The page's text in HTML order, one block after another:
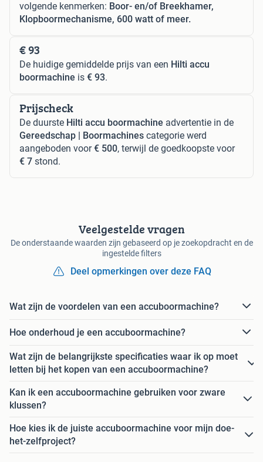
volgende kenmerken: Boor- en/of Breekhamer,
Klopboormechanisme, 600 watt of meer.
€ 93
De huidige gemiddelde prijs van een Hilti accu
boormachine is € 93.
Prijscheck
De duurste Hilti accu boormachine advertentie in de
Gereedschap | Boormachines categorie werd
aangeboden voor€ 500, terwijl de goedkoopste voor
€ 7 stond.
Veelgestelde vragen
De onderstaande waarden zijn gebaseerd op je zoekopdracht en de
ingestelde filters
Deel opmerkingen over deze FAQ
Wat zijn de voordelen van een accuboormachine?
Hoe onderhoud je een accuboormachine?
Wat zijn de belangrijkste specificaties waar ik op moet
letten bij het kopen van een accuboormachine?
Kan ik een accuboormachine gebruiken voor zware
klussen?
Hoe kies ik de juiste accuboormachine voor mijn doe-
het-zelfproject?